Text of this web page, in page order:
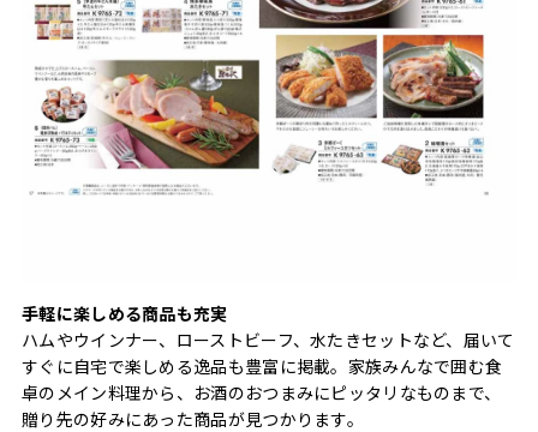
手軽に楽しめる商品も充実
ハムやウインナー、ローストビーフ、水たきセットなど、届いて
すぐに自宅で楽しめる逸品も豊富に掲載。家族みんなで囲む食
卓のメイン料理から、お酒のおつまみにピッタリなものまで、
贈り先の好みにあった商品が見つかります。